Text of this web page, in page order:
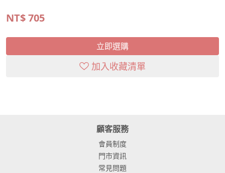
NT$705
立即選購
加入收藏清單
顧客服務
會員制度
門市資訊
常見問題